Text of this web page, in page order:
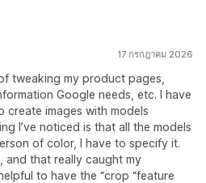
17 กรกฎาคม 2026
tweaking my product pages,
Google needs, etc. I have
create images with models
I’ve noticed is that all the models
of color, I have to specify it.
and that really caught my
to have the “crop “feature